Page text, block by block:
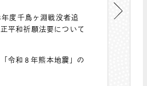
度千鳥ヶ淵戦没者追
平和祈願法要について
「令和８年熊本地震」の